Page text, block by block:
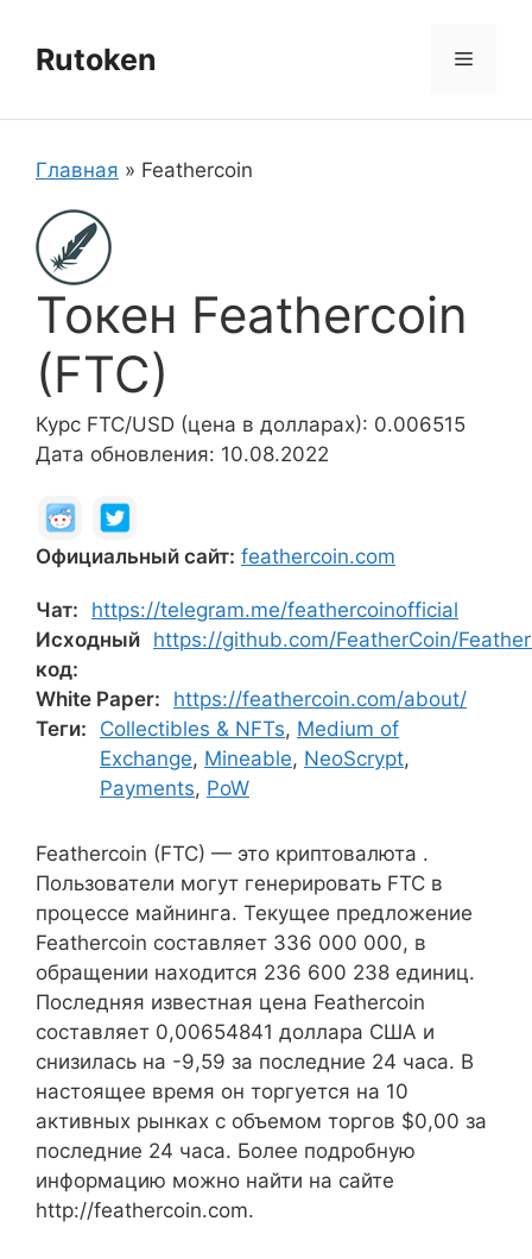
содержимому
Rutoken Меню
Главная » Feathercoin
Токен Feathercoin
(FTC)
Курс FTC/USD (цена в долларах): 0.006515
Дата обновления: 10.08.2022
Официальный сайт: feathercoin.com
Чат:
https://telegram.me/feathercoinofficial
Исходный
код:
https://github.com/FeatherCoin/
White Paper:
https://feathercoin.com/about/
Теги:
Collectibles & NFTs, Medium of
Exchange, Mineable, NeoScrypt,
Payments, PoW
Feathercoin (FTC) — это криптовалюта .
Пользователи могут генерировать FTC в
процессе майнинга. Текущее предложение
Feathercoin составляет 336 000 000, в
обращении находится 236 600 238 единиц.
Последняя известная цена Feathercoin
составляет 0,00654841 доллара США и
снизилась на -9,59 за последние 24 часа. В
настоящее время он торгуется на 10
активных рынках с объемом торгов $0,00 за
последние 24 часа. Более подробную
информацию можно найти на сайте
http://feathercoin.com.